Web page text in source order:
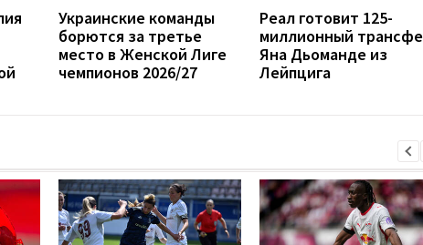
Украинские команды
борются за третье
место в Женской Лиге
чемпионов 2026/27
Реал готовит 125-
миллионный
Яна Дьоманде из
Лейпцига